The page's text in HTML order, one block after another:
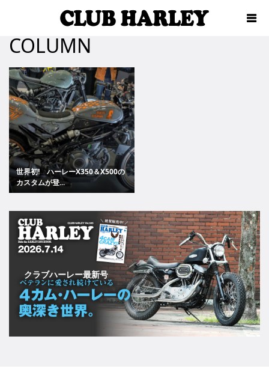
COLUMN
世界初! ハーレーX350＆X500の
カスタムが登...
クラブハーレー最新号